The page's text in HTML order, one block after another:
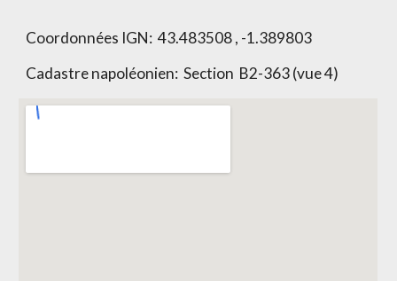
Coordonnées IGN:43.483508 , -1.389803
Cadastre napoléonien: Section B2-363 (vue 4)